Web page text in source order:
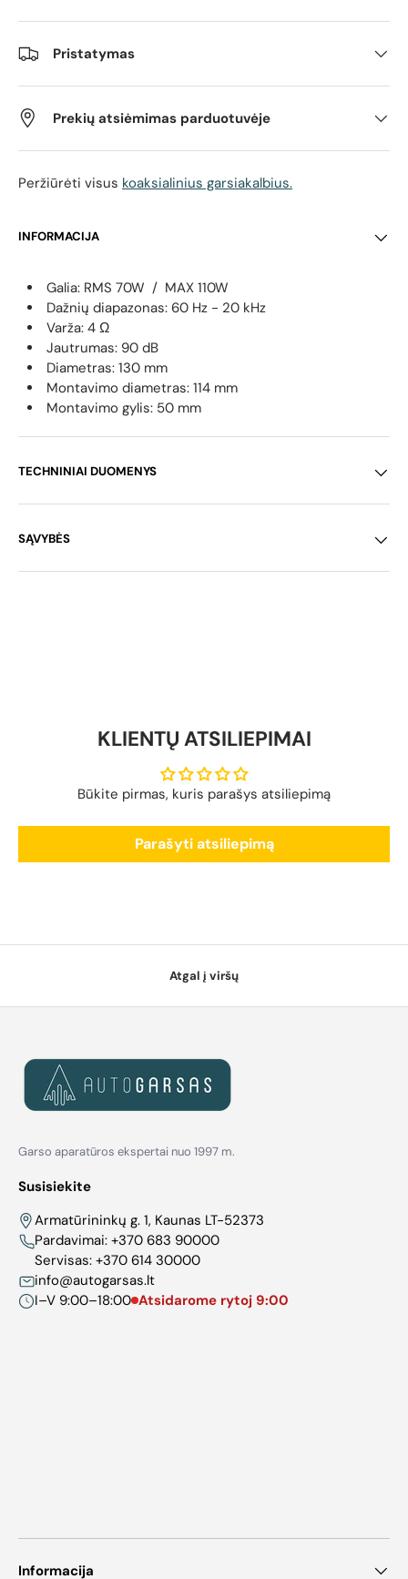
Pristatymas
Prekių atsiėmimas parduotuvėje
Peržiūrėti visus koaksialinius garsiakalbius.
INFORMACIJA
Galia: RMS 70W / MAX 110W
Dažnių diapazonas: 60 Hz - 20 kHz
Varža: 4 Ω
Jautrumas: 90 dB
Diametras: 130 mm
Montavimo diametras: 114 mm
Montavimo gylis: 50 mm
TECHNINIAI DUOMENYS
SĄVYBĖS
KLIENTŲ ATSILIEPIMAI
Būkite pirmas, kuris parašys atsiliepimą
Parašyti atsiliepimą
Atgal į viršų
Garso aparatūros ekspertai nuo 1997 m.
Susisiekite
Armatūrininkų g. 1, Kaunas LT-52373
Pardavimai: +370 683 90000
Servisas: +370 614 30000
info@autogarsas.lt
I–V 9:00–18:00 Atsidarome rytoj 9:00
Informacija